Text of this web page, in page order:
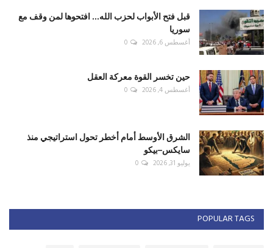
قبل فتح الأبواب لحزب الله... افتحوها لمن وقف مع
سوريا
أغسطس 6, 2026 0
حين تخسر القوة معركة العقل
أغسطس 4, 2026 0
الشرق الأوسط أمام أخطر تحول استراتيجي منذ
سايكس–بيكو
يوليو 31, 2026 0
POPULAR TAGS